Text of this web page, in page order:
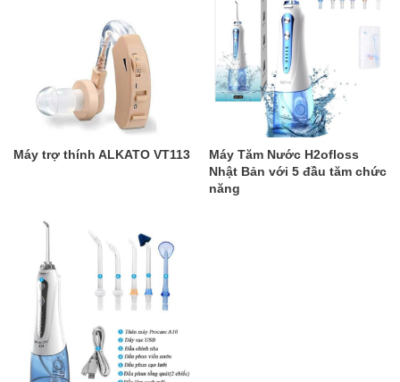
Máy trợ thính ALKATO VT113
Máy Tăm Nước H2ofloss
Nhật Bản với 5 đầu tăm chức
năng